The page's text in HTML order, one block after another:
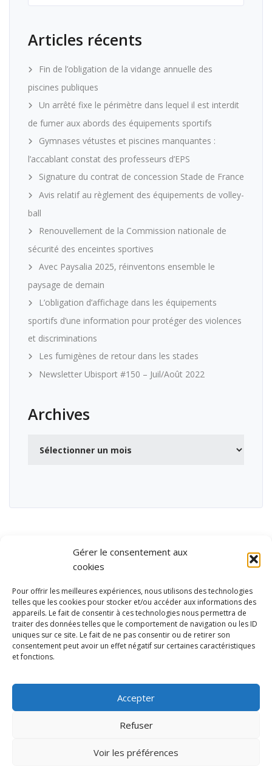
Gérer le consentement aux
cookies
Pour offrir les meilleures expériences, nous utilisons des technologies
telles que les cookies pour stocker et/ou accéder aux informations des
appareils. Le fait de consentir à ces technologies nous permettra de
traiter des données telles que le comportement de navigation ou les ID
uniques sur ce site. Le fait de ne pas consentir ou de retirer son
consentement peut avoir un effet négatif sur certaines caractéristiques
et fonctions.
Accepter
Refuser
Voir les préférences
Articles récents
Fin de l’obligation de la vidange annuelle des
piscines publiques
Un arrêté fixe le périmètre dans lequel il est interdit
de fumer aux abords des équipements sportifs
Gymnases vétustes et piscines manquantes :
l’accablant constat des professeurs d’EPS
Signature du contrat de concession Stade de France
Avis relatif au règlement des équipements de volley-
ball
Renouvellement de la Commission nationale de
sécurité des enceintes sportives
Avec Paysalia 2025, réinventons ensemble le
paysage de demain
L’obligation d’affichage dans les équipements
sportifs d’une information pour protéger des violences
et discriminations
Les fumigènes de retour dans les stades
Newsletter Ubisport #150 – Juil/Août 2022
Archives
et de loisirs
Contact
Mentions légales